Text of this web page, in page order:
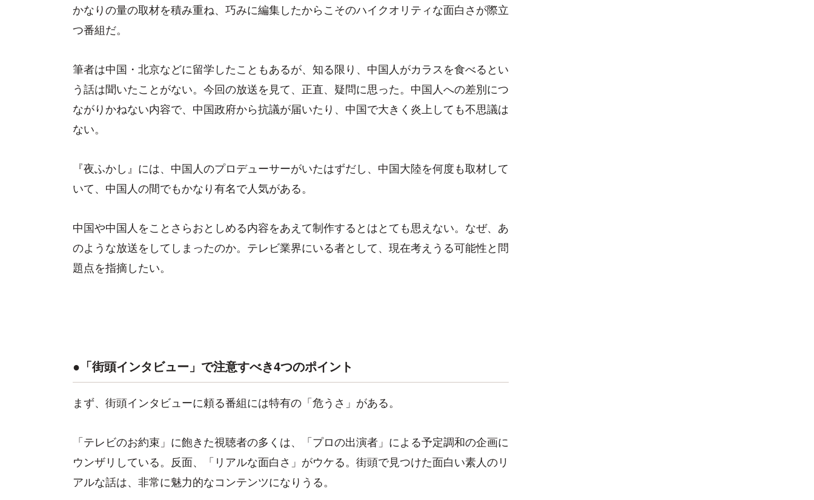
かなりの量の取材を積み重ね、巧みに編集したからこそのハイクオリティな面白さが際立
つ番組だ。
筆者は中国・北京などに留学したこともあるが、知る限り、中国人がカラスを食べるとい
う話は聞いたことがない。今回の放送を見て、正直、疑問に思った。中国人への差別につ
ながりかねない内容で、中国政府から抗議が届いたり、中国で大きく炎上しても不思議は
ない。
『夜ふかし』には、中国人のプロデューサーがいたはずだし、中国大陸を何度も取材して
いて、中国人の間でもかなり有名で人気がある。
中国や中国人をことさらおとしめる内容をあえて制作するとはとても思えない。なぜ、あ
のような放送をしてしまったのか。テレビ業界にいる者として、現在考えうる可能性と問
題点を指摘したい。
●「街頭インタビュー」で注意すべき4つのポイント
まず、街頭インタビューに頼る番組には特有の「危うさ」がある。
「テレビのお約束」に飽きた視聴者の多くは、「プロの出演者」による予定調和の企画に
ウンザリしている。反面、「リアルな面白さ」がウケる。街頭で見つけた面白い素人のリ
アルな話は、非常に魅力的なコンテンツになりうる。